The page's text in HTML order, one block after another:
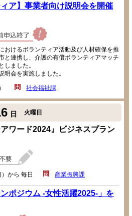
ア】事業者向け説明会を開催
おけるボランティア活動及び人材確保を推
と連携し、介護の有償ボランティアマッチ
しました。
明会を実施しました。
社会福祉課
日 火曜日
ワード2024』ビジネスプラン
から 毎日 産業振興課
ポジウム -女性活躍2025-」を